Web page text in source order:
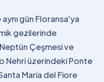
gün Floransa'ya
gezilerinde
Çeşmesi ve
Nehri üzerindeki Ponte
Maria del Fiore